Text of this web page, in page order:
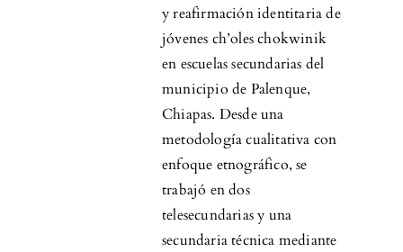
y reafirmación identitaria de
jóvenes ch’oles chokwinik
en escuelas secundarias del
municipio de Palenque,
Chiapas. Desde una
metodología cualitativa con
enfoque etnográfico, se
trabajó en dos
telesecundarias y una
secundaria técnica mediante